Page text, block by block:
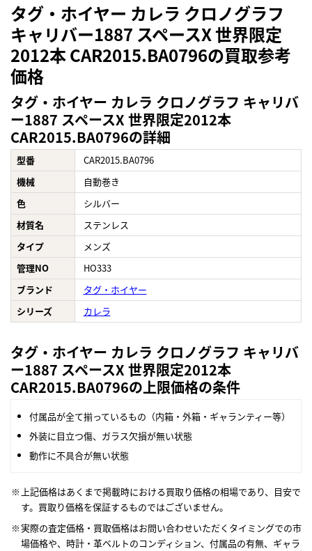
タグ・ホイヤー カレラ クロノグラフ
キャリバー1887 スペースX 世界限定
2012本 CAR2015.BA0796の買取参考
価格
タグ・ホイヤー カレラ クロノグラフ キャリバ
ー1887 スペースX 世界限定2012本
CAR2015.BA0796の詳細
型番
CAR2015.BA0796
機械
自動巻き
色
シルバー
材質名
ステンレス
タイプ
メンズ
管理NO
HO333
ブランド
タグ・ホイヤー
シリーズ
カレラ
タグ・ホイヤー カレラ クロノグラフ キャリバ
ー1887 スペースX 世界限定2012本
CAR2015.BA0796の上限価格の条件
付属品が全て揃っているもの（内箱・外箱・ギャランティー等）
外装に目立つ傷、ガラス欠損が無い状態
動作に不具合が無い状態
上記価格はあくまで掲載時における買取り価格の相場であり、目安で
す。買取り価格を保証するものではございません。
実際の査定価格・買取価格はお問い合わせいただくタイミングでの市
場価格や、時計・革ベルトのコンディション、付属品の有無、ギャラ